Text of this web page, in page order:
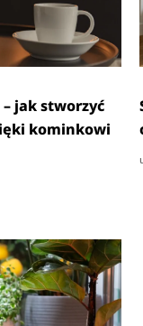
jak stworzyć
kominkowi